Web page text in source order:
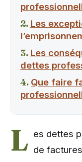
Les
Les
dettes
Que faire
L es dettes
de